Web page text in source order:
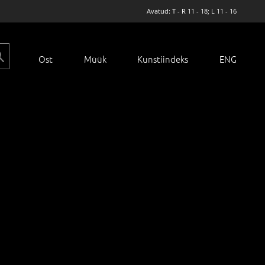
Avatud: T - R 11 - 18; L 11 - 16
Ost Müük Kunstiindeks ENG